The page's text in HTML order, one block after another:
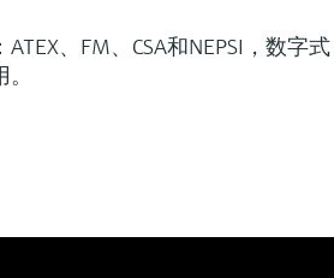
、FM、CSA和NEPSI，数字式